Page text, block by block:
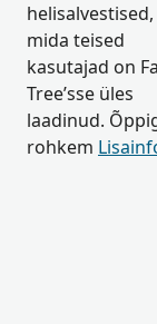
helisalvestised,
mida teised
kasutajad on
Tree’sse üles
laadinud.
rohkem